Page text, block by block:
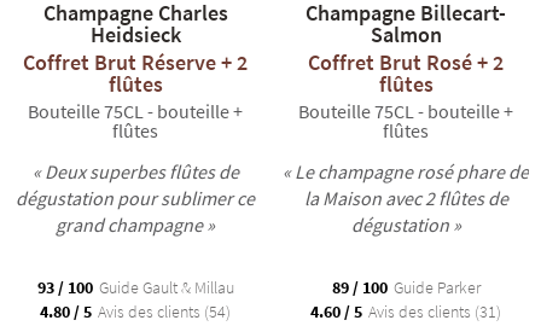
Champagne Charles
Heidsieck
Coffret Brut Réserve + 2
flûtes
Bouteille 75CL - bouteille +
flûtes
« Deux superbes flûtes de
dégustation pour sublimer ce
grand champagne »
93 / 100 Guide Gault & Millau
4.80 / 5 Avis des clients (54)
Champagne Billecart-
Salmon
Coffret Brut Rosé + 2
flûtes
Bouteille 75CL - bouteille +
flûtes
« Le champagne rosé phare de
la Maison avec 2 flûtes de
dégustation »
89 / 100 Guide Parker
4.60 / 5 Avis des clients (31)